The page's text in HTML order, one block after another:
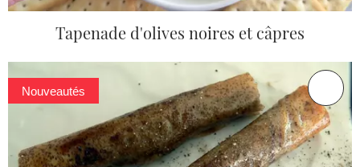
Tapenade d'olives noires et câpres
Nouveautés